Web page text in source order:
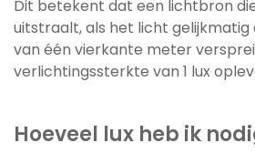
Dit betekent dat een lichtbron
uitstraalt, als het licht
van één vierkante meter
verlichtingssterkte van 1 lux
Hoeveel lux heb ik